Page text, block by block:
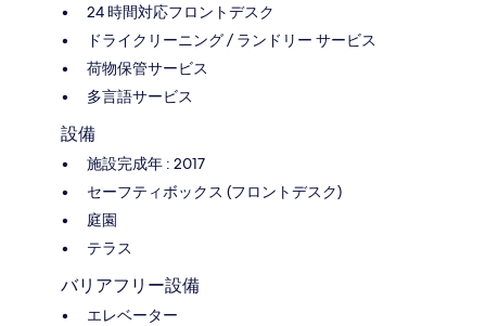
24 時間対応フロントデスク
ドライクリーニング / ランドリー サービス
荷物保管サービス
多言語サービス
設備
施設完成年 : 2017
セーフティボックス (フロントデスク)
庭園
テラス
バリアフリー設備
エレベーター